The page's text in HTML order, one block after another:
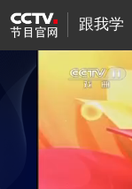
跟我学